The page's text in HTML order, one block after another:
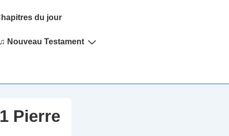
du jour
♫ Nouveau Testament
Pierre